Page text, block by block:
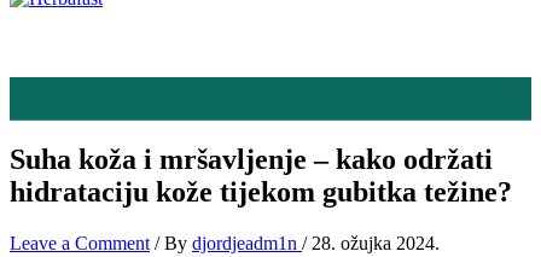
Suha koža i mršavljenje – kako održati
hidrataciju kože tijekom gubitka težine?
Leave a Comment / By djordjeadm1n / 28. ožujka 2024.